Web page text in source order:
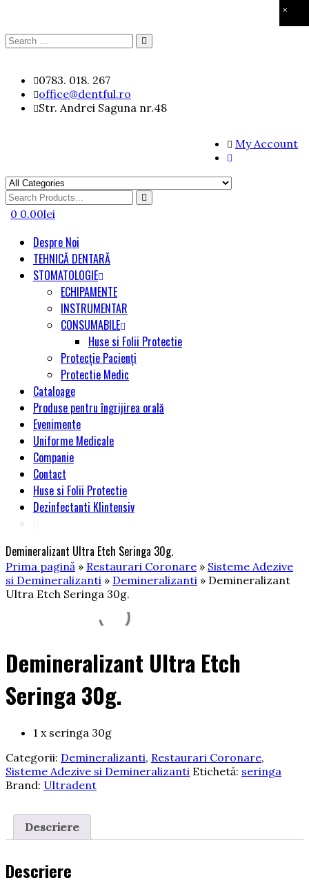
×
Search
content
0783. 018. 267
office@dentful.ro
Str. Andrei Saguna nr.48
My Account
Search
for
0 0.00lei
Despre Noi
TEHNICĂ DENTARĂ
STOMATOLOGIE
ECHIPAMENTE
INSTRUMENTAR
CONSUMABILE
Huse si Folii Protectie
Protecție Pacienți
Protectie Medic
Cataloage
Produse pentru îngrijirea orală
Evenimente
Uniforme Medicale
Companie
Contact
Huse si Folii Protectie
Dezinfectanti Klintensiv
Demineralizant Ultra Etch Seringa 30g.
Prima pagină » Restaurari Coronare » Sisteme Adezive
si Demineralizanti » Demineralizanti » Demineralizant
Ultra Etch Seringa 30g.
Demineralizant Ultra Etch
Seringa 30g.
1 x seringa 30g
Categorii: Demineralizanti, Restaurari Coronare,
Sisteme Adezive si Demineralizanti Etichetă: seringa
Brand: Ultradent
Descriere
Descriere